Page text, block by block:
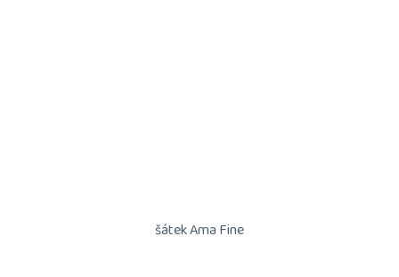
šátek Ama Fine